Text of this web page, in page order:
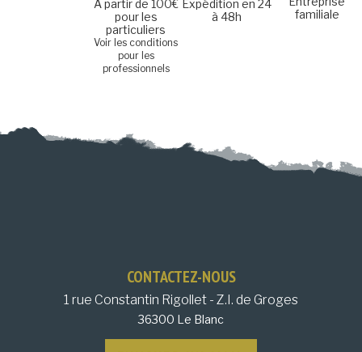
A partir de 100€
pour les
particuliers
Voir les conditions
pour les
professionnels
Expédition en 24
à 48h
familiale
CONTACTEZ-NOUS
1 rue Constantin Rigollet - Z.I. de Groges
36300 Le Blanc